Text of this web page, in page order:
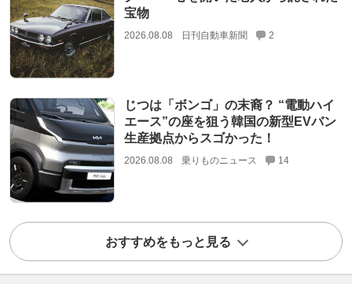
宝物
2026.08.08 日刊自動車新聞 2
じつは「ボンゴ」の末裔？ “電動ハイ
エース”の座を狙う韓国の新型EVバン
生産拠点からスゴかった！
2026.08.08 乗りものニュース 14
おすすめをもっと見る